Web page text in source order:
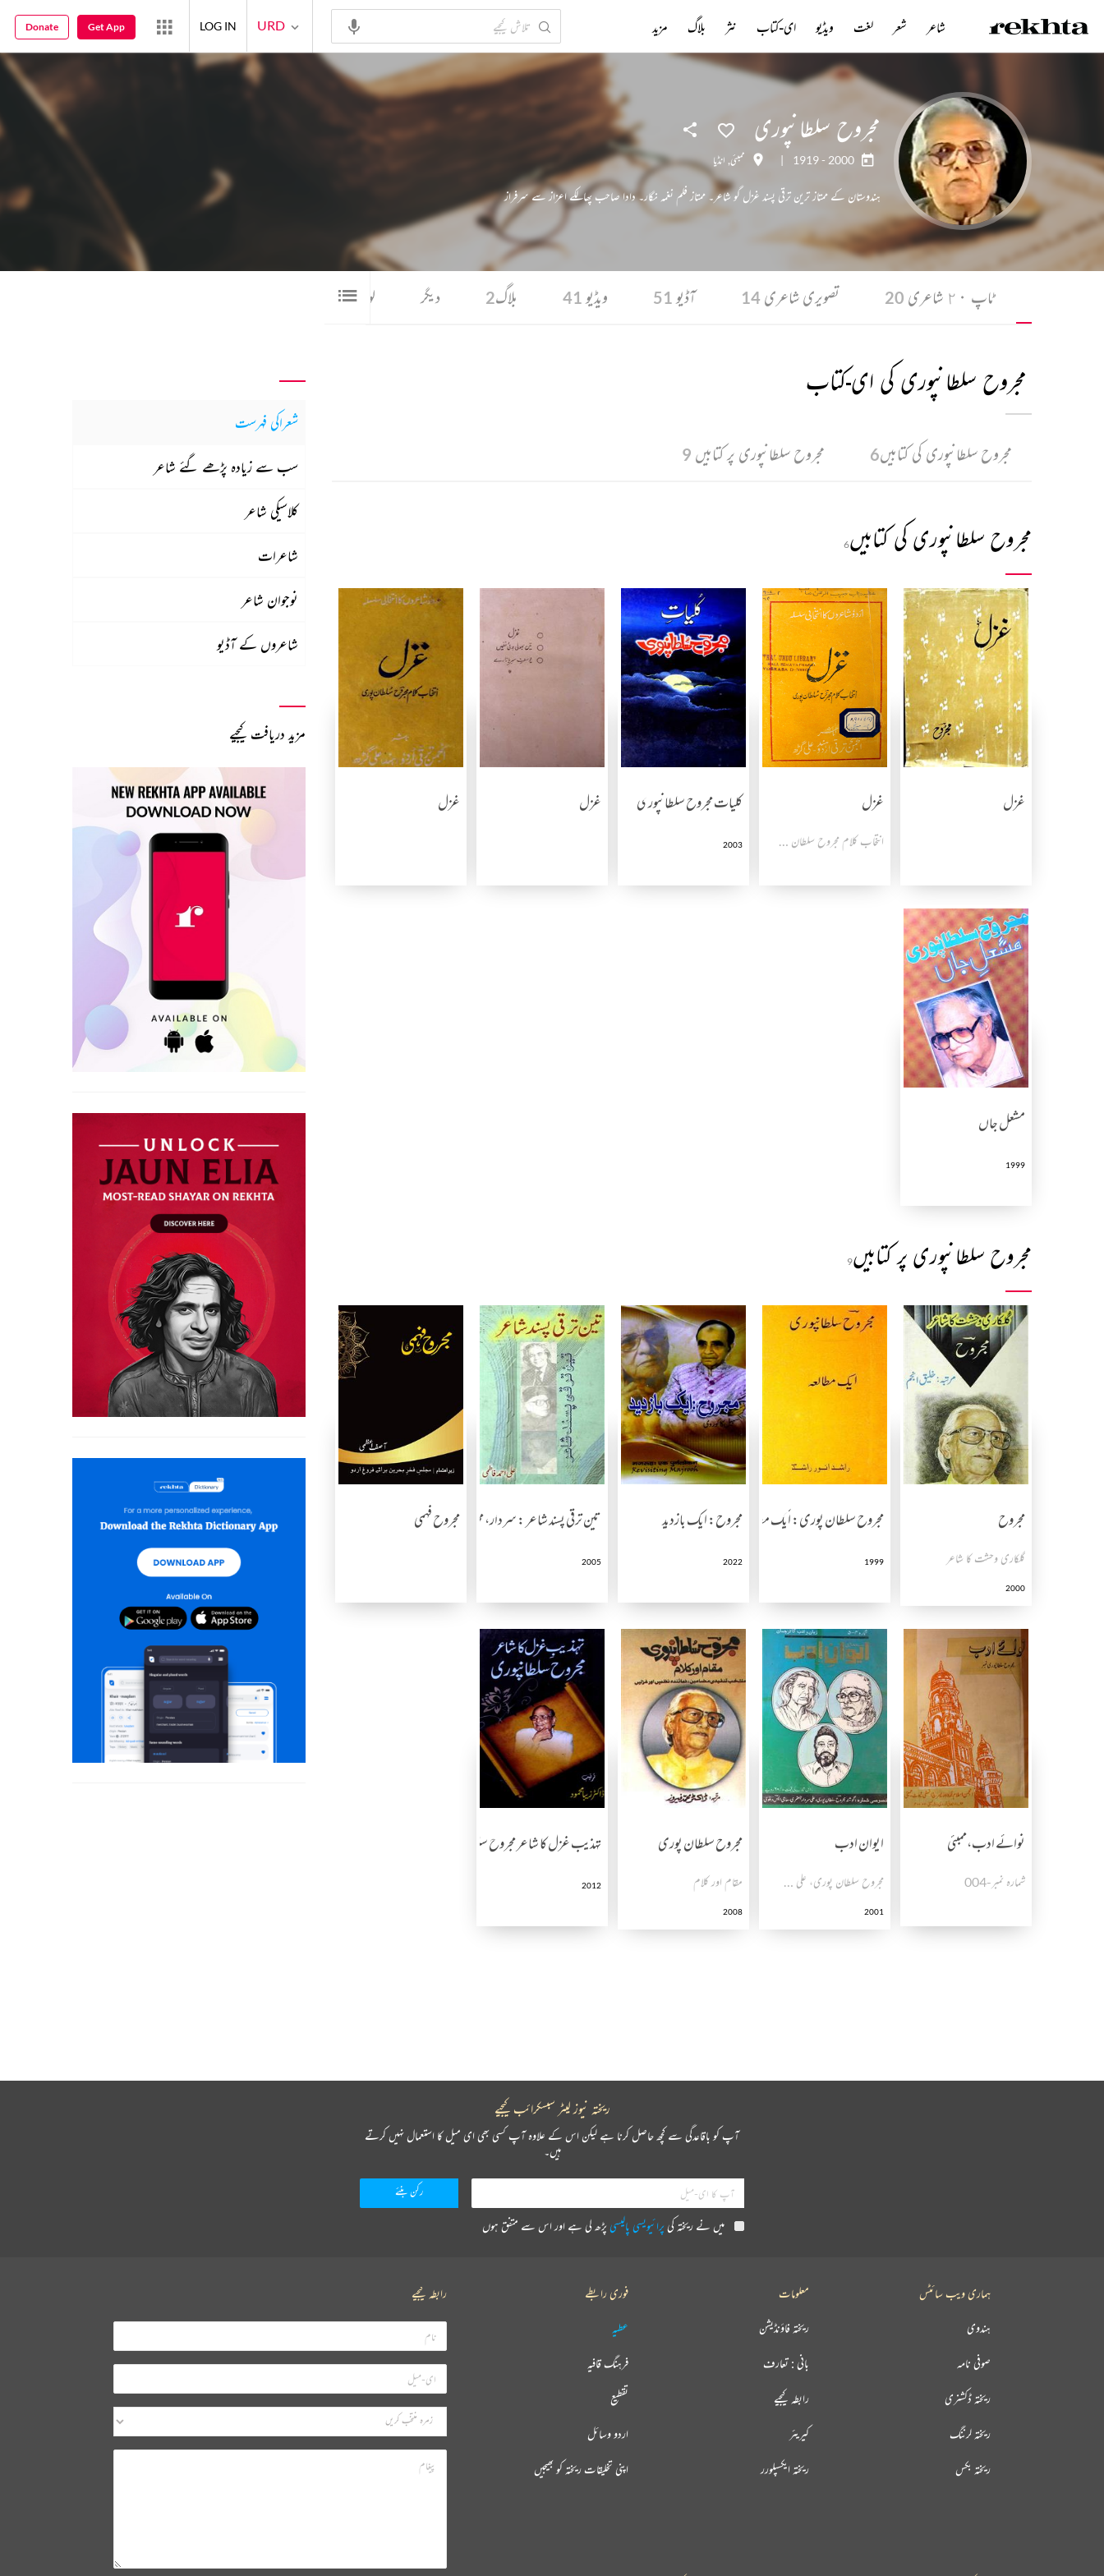
مجروح سلطانپوری
1919 - 2000
| ممبئی, انڈیا
ہندوستان کے ممتاز ترین ترقی پسند غزل گو شاعر۔ ممتاز فلم نغمہ نگار۔ دادا صاحب پھالکے اعزاز سے سرفراز
ٹاپ ٢٠ شاعری 20 تصویری شاعری 14 آڈیو 51 ویڈیو 41 بلاگ2 دیگر لوری1
مجروح سلطانپوری کی ای-کتاب
مجروح سلطانپوری کی کتابیں6 مجروح سلطانپوری پر کتابیں 9
مجروح سلطانپوری کی کتابیں6
غزل غزل
انتخاب کلام مجروح سلطان پوری
کلیات مجروح سلطانپوری
2003
غزل غزل
مشعل جاں
1999
مجروح سلطانپوری پر کتابیں9
مجروح
گلکاری وحشت کا شاعر
2000
مجروح سلطان پوری: ایک مطالعہ
1999
مجروح: ایک بازدید
2022
تین ترقی پسند شاعر : سردار، مجروح، کیفی
2005
مجروح فہمی
نوائے ادب،ممبئی
شمارہ نمبر-004
ایوان ادب
مجروح سلطان پوری، علی سردار جعفری، حاجی انیس دہلوی نمبر: شمارہ نمبر۔ 004،005
2001
مجروح سلطان پوری
مقام اور کلام
2008
تہذیب غزل کا شاعر مجروح سلطانپوری
2012
شعراکی فہرست
سب سے زیادہ پڑھے گئے شاعر
کلاسیکی شاعر
شاعرات
نوجوان شاعر
شاعروں کے آڈیو
مزید دریافت کیجیے
شاعر شعر لغت ویڈیو ای-کتاب نثر بلاگ مزید URD
LOG IN
Get App
Donate
ریختہ نیوز لیٹر سبسکرائب کیجیے
آپ کو باقاعدگی سے کچھ حاصل کرنا ہے لیکن اس کے علاوہ آپ کسی بھی ای میل کا استعمال نہیں کرتے
ہیں۔
میں نے ریختہ کیپرائیویسی پالیسیپڑھ لی ہے اور اس سے متفق ہوں
فوری رابطے
عطیہ
فرہنگ قافیہ
تقطیع
اردو وسائل
اپنی تخلیقات ریختہ کو بھیجیں
معلومات
ریختہ فاؤنڈیشن
بانی : تعارف
رابطہ کیجیے
کیریئر
ریختہ ایکسپلورر
ہماری ویب سائٹس
ہندوی
صوفی نامہ
ریختہ ڈکشنری
ریختہ لرننگ
ریختہ بکس
رابطہ کیجیے